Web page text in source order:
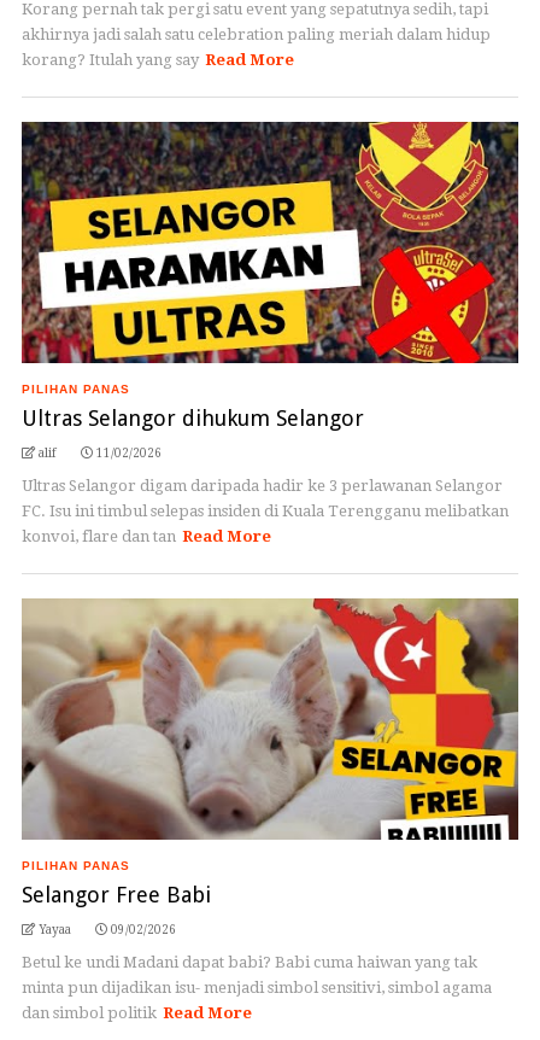
Korang pernah tak pergi satu event yang sepatutnya sedih, tapi
akhirnya jadi salah satu celebration paling meriah dalam hidup
korang? Itulah yang say Read More
PILIHAN PANAS
Ultras Selangor dihukum Selangor
alif 11/02/2026
Ultras Selangor digam daripada hadir ke 3 perlawanan Selangor
FC. Isu ini timbul selepas insiden di Kuala Terengganu melibatkan
konvoi, flare dan tan Read More
PILIHAN PANAS
Selangor Free Babi
Yayaa 09/02/2026
Betul ke undi Madani dapat babi? Babi cuma haiwan yang tak
minta pun dijadikan isu- menjadi simbol sensitivi, simbol agama
dan simbol politik Read More